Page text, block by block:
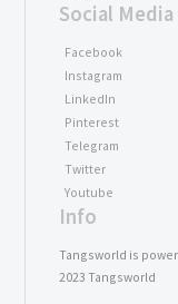
Social Media
Facebook
Instagram
LinkedIn
Pinterest
Telegram
Twitter
Youtube
Info
Tangsworld is
2023 Tangsworld